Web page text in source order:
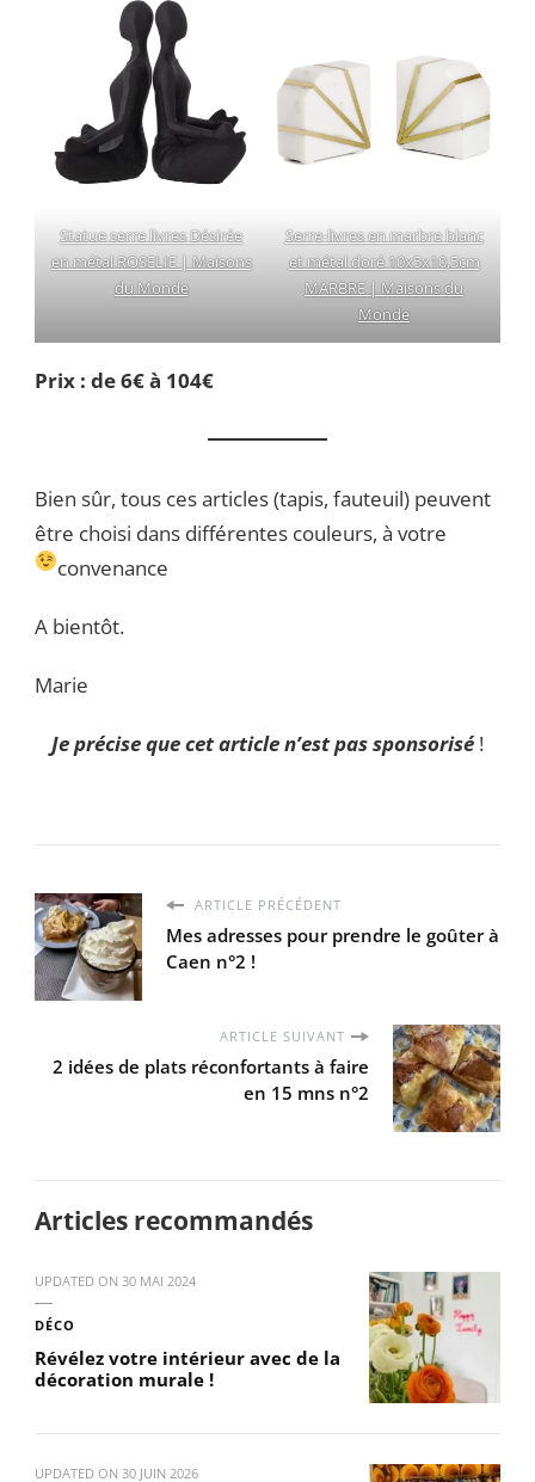
Statue serre livres Désirée
en métal ROSELIE | Maisons
du Monde
Serre-livres en marbre blanc
et métal doré 10x5x10,5cm
MARBRE | Maisons du
Monde
Prix : de 6€ à 104€
Bien sûr, tous ces articles (tapis, fauteuil) peuvent
être choisi dans différentes couleurs, à votre
convenance
A bientôt.
Marie
Jeprécise que cet article n’est pas sponsorisé !
ARTICLE PRÉCÉDENT
Mes adresses pour prendre le goûter à
Caen n°2 !
ARTICLE SUIVANT
2 idées de plats réconfortants à faire
en 15 mns n°2
Articles recommandés
UPDATED ON 30 MAI 2024
DÉCO
Révélez votre intérieur avec de la
décoration murale !
UPDATED ON 30 JUIN 2026